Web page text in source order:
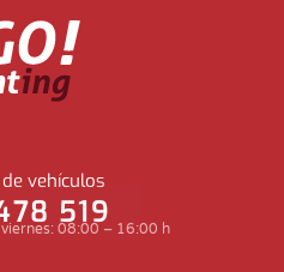
vehículos
519
08:00 – 16:00 h